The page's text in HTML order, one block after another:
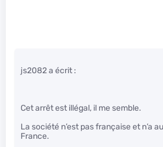
js2082 a écrit :
Cet arrêt est illégal, il me semble.
La société n’est pas française et n’a
France.